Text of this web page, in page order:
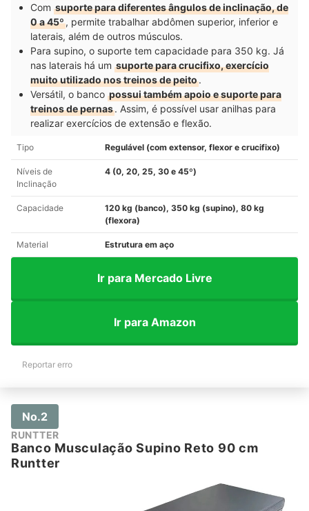
Com suporte para diferentes ângulos de inclinação, de
0 a 45º, permite trabalhar abdômen superior, inferior e
laterais, além de outros músculos.
Para supino, o suporte tem capacidade para 350 kg. Já
nas laterais há um suporte para crucifixo, exercício
muito utilizado nos treinos de peito.
Versátil, o banco possui também apoio e suporte para
treinos de pernas. Assim, é possível usar anilhas para
realizar exercícios de extensão e flexão.
Tipo Regulável (com extensor, flexor e crucifixo)
Níveis de
Inclinação
4 (0, 20, 25, 30 e 45º)
Capacidade
120 kg (banco), 350 kg (supino), 80 kg
(flexora)
Material Estrutura em aço
Ir para Mercado Livre
Ir para Amazon
Reportar erro
No.2
RUNTTER
Banco Musculação Supino Reto 90 cm
Runtter